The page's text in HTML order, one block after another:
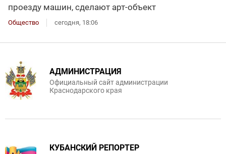
проезду машин, сделают арт-объект
Общество сегодня, 18:06
АДМИНИСТРАЦИЯ
Официальный сайт администрации
Краснодарского края
КУБАНСКИЙ РЕПОРТЕР